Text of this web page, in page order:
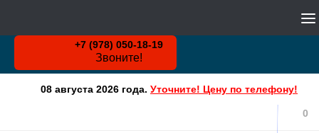
+7 (978) 050-18-19
Звоните!
08 августа 2026 года. Уточните! Цену по телефону!
0